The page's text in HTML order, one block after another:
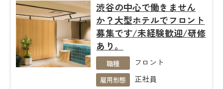
渋谷の中心で働きません
か？大型ホテルでフロント
募集です/未経験歓迎/研修
あり。
職種 フロント
雇用形態 正社員